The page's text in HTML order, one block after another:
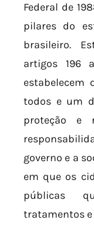
Federal de
pilares do
brasileiro.
artigos 196
todos e um
proteção e
governo e a
em que os
públicas
tratamentos e